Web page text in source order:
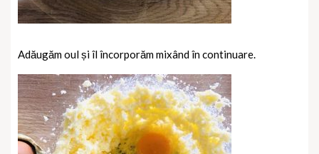
Adăugăm oul și îl încorporăm mixând în continuare.